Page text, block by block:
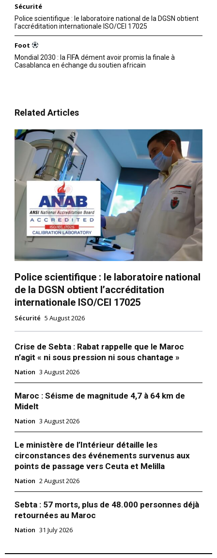
Sécurité
Police scientifique : le laboratoire national de la DGSN obtient
l’accréditation internationale ISO/CEI 17025
Foot
Mondial 2030 : la FIFA dément avoir promis la finale à
Casablanca en échange du soutien africain
Related Articles
Police scientifique : le laboratoire national
de la DGSN obtient l’accréditation
internationale ISO/CEI 17025
Sécurité 5 August 2026
Crise de Sebta : Rabat rappelle que le Maroc
n’agit « ni sous pression ni sous chantage »
Nation 3 August 2026
Maroc : Séisme de magnitude 4,7 à 64 km de
Midelt
Nation 3 August 2026
Le ministère de l’Intérieur détaille les
circonstances des événements survenus aux
points de passage vers Ceuta et Melilla
Nation 2 August 2026
Sebta : 57 morts, plus de 48.000 personnes déjà
retournées au Maroc
Nation 31 July 2026